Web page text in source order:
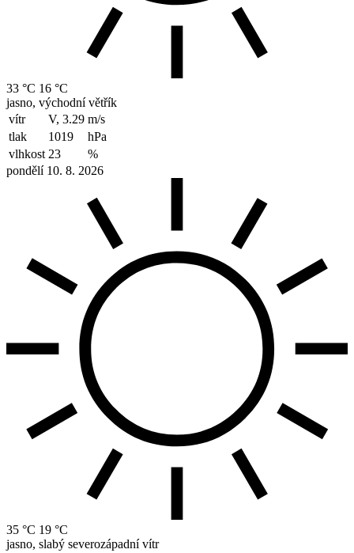
33 °C 16 °C
jasno, východní větřík
vítr
V, 3.29 m/s
tlak
1019
hPa
vlhkost 23
%
pondělí 10. 8. 2026
35 °C 19 °C
jasno, slabý severozápadní vítr